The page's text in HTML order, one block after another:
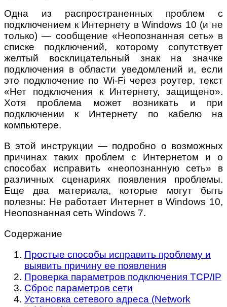
Одна из распространенных проблем с
подключением к Интернету в Windows 10 (и не
только) — сообщение «Неопознанная сеть» в
списке подключений, которому сопутствует
желтый восклицательный знак на значке
подключения в области уведомлений и, если
это подключение по Wi-Fi через роутер, текст
«Нет подключения к Интернету, защищено».
Хотя проблема может возникать и при
подключении к Интернету по кабелю на
компьютере.
В этой инструкции — подробно о возможных
причинах таких проблем с Интернетом и о
способах исправить «неопознанную сеть» в
различных сценариях появления проблемы.
Еще два материала, которые могут быть
полезны: Не работает Интернет в Windows 10,
Неопознанная сеть Windows 7.
Содержание
Простые способы исправить проблему и
выявить причину ее появления
Проверка параметров подключения TCP/IP
Сброс параметров сети
Установка сетевого адреса (Network